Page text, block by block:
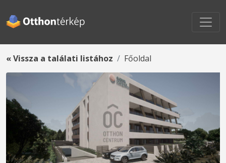
« Vissza a találati listához Főoldal